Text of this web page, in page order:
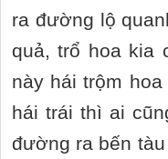
ra đường lộ
quả, trổ hoa kia
này hái trộm
hái trái thì ai
đường ra bến